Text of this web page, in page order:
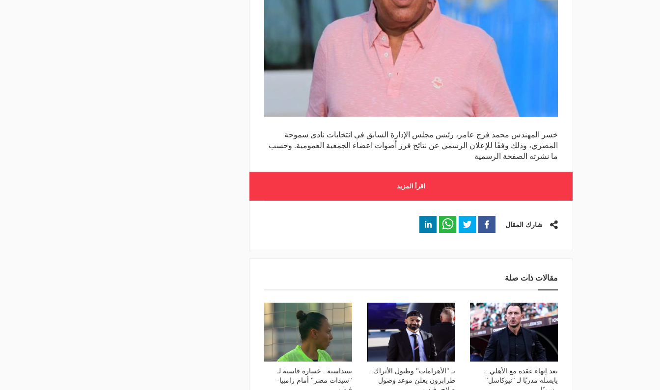
خسر المهندس محمد فرج عامر، رئيس مجلس الإدارة السابق في انتخابات نادى سموحة
المصري، وذلك وفقًا للإعلان الرسمي عن نتائج فرز أصوات اعضاء الجمعية العمومية. وحسب
ما نشرته الصفحة الرسمية
اقرأ المزيد
شارك المقال
مقالات ذات صلة
بعد إنهاء عقده مع الأهلي..
يايسله مدربًا لـ "نيوكاسل"
بـ "الأهرامات" وطبول الأتراك..
طرابزون يعلن موعد وصول
بسداسية.. خسارة قاسية لـ
"سيدات مصر" أمام زامبيا-